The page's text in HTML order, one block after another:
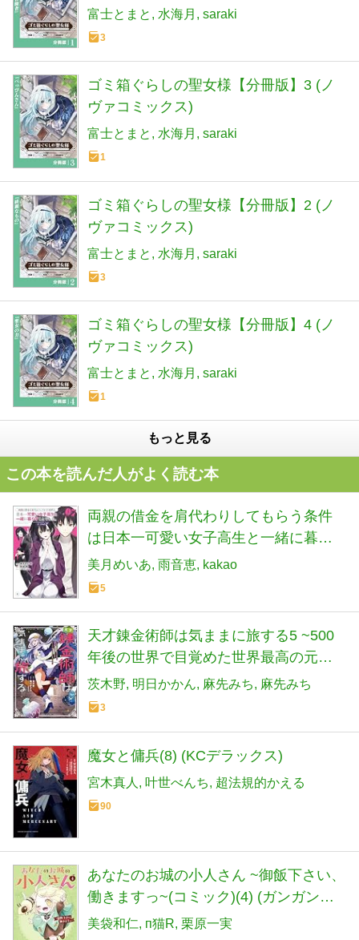
富士とまと 水海月 saraki
3
ゴミ箱ぐらしの聖女様【分冊版】3 (ノ
ヴァコミックス)
富士とまと 水海月 saraki
1
ゴミ箱ぐらしの聖女様【分冊版】2 (ノ
ヴァコミックス)
富士とまと 水海月 saraki
3
ゴミ箱ぐらしの聖女様【分冊版】4 (ノ
ヴァコミックス)
富士とまと 水海月 saraki
1
もっと見る
この本を読んだ人がよく読む本
両親の借金を肩代わりしてもらう条件
は日本一可愛い女子高生と一緒に暮ら
すことでした。 (7) (角川コミックス・
エース)
美月めいあ 雨音恵 kakao
5
天才錬金術師は気ままに旅する5 ~500
年後の世界で目覚めた世界最高の元宮
廷錬金術師、ポーション作りで聖女さ
ま扱いされる~ (電撃コミックスNEXT)
茨木野 明日かかん 麻先みち 麻先みち
3
魔女と傭兵(8) (KCデラックス)
宮木真人 叶世べんち 超法規的かえる
90
あなたのお城の小人さん ~御飯下さい、
働きますっ~(コミック)(4) (ガンガンコ
ミックスUP!)
美袋和仁 п猫R 栗原一実